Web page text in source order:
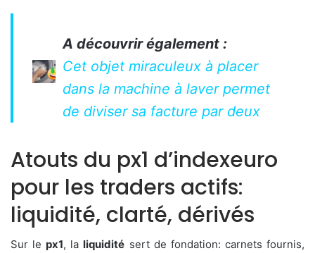
A découvrir également :
Cet objet miraculeux à placer
dans la machine à laver permet
de diviser sa facture par deux
Atouts du px1 d’indexeuro
pour les traders actifs:
liquidité, clarté, dérivés
Sur le px1, la liquidité sert de fondation: carnets fournis,